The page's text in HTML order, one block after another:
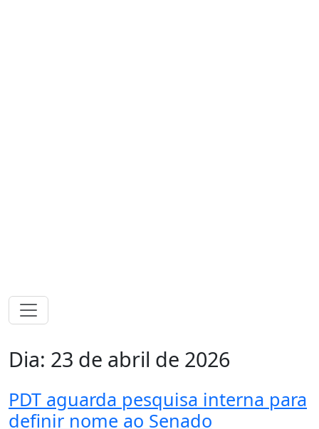
Dia: 23 de abril de 2026
PDT aguarda pesquisa interna para
definir nome ao Senado